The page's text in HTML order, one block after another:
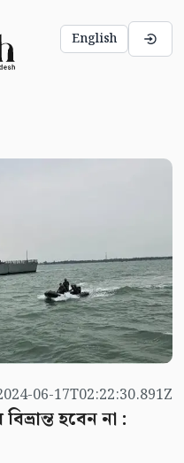
English
06-17T02:22:30.891Z
হবেন না :